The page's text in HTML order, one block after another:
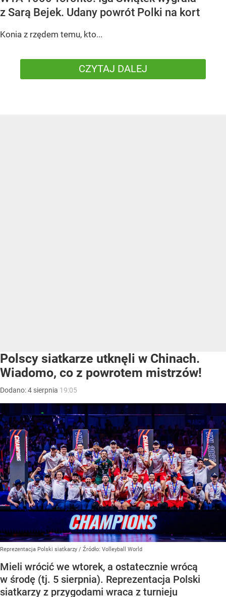
z Sarą Bejek. Udany powrót Polki na kort
Konia z rzędem temu, kto...
CZYTAJ DALEJ
Polscy siatkarze utknęli w Chinach.
Wiadomo, co z powrotem mistrzów!
Dodano:4 sierpnia 19:05
Reprezentacja Polski siatkarzy / Źródło: Volleyball World
Mieli wrócić we wtorek, a ostatecznie wrócą
w środę (tj. 5 sierpnia). Reprezentacja Polski
siatkarzy z przygodami wraca z turnieju